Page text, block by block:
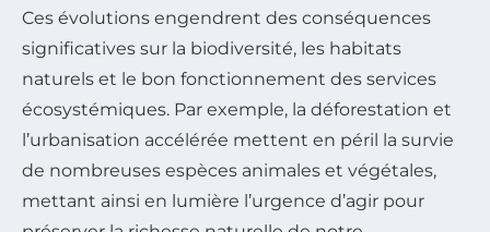
Ces évolutions engendrent des conséquences
significatives sur la biodiversité, les habitats
naturels et le bon fonctionnement des services
écosystémiques. Par exemple, la déforestation et
l’urbanisation accélérée mettent en péril la survie
de nombreuses espèces animales et végétales,
mettant ainsi en lumière l’urgence d’agir pour